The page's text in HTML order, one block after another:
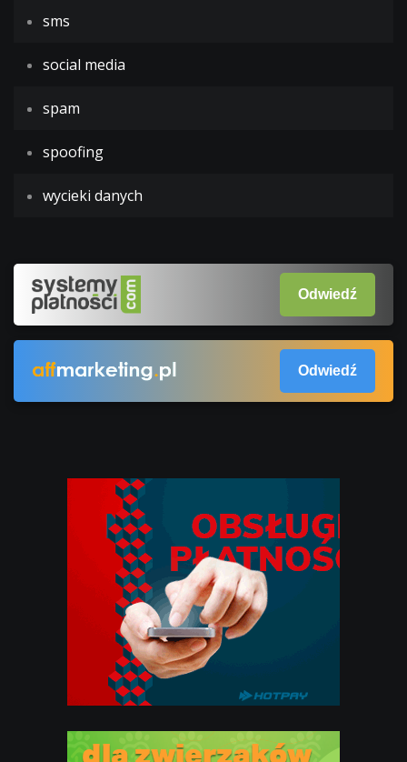
sms
social media
spam
spoofing
wycieki danych
Odwiedź
Odwiedź